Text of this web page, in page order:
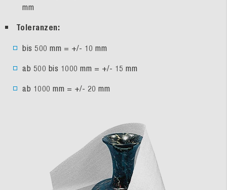
mm
Toleranzen:
bis 500 mm = +/- 10 mm
ab 500 bis 1000 mm = +/- 15 mm
ab 1000 mm = +/- 20 mm